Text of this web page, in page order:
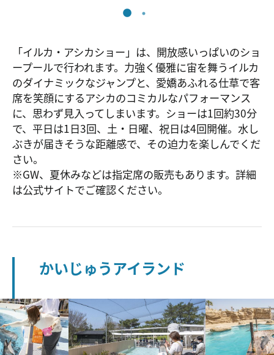
「イルカ・アシカショー」は、開放感いっぱいのショ
ープールで行われます。力強く優雅に宙を舞うイルカ
のダイナミックなジャンプと、愛嬌あふれる仕草で客
席を笑顔にするアシカのコミカルなパフォーマンス
に、思わず見入ってしまいます。ショーは1回約30分
で、平日は1日3回、土・日曜、祝日は4回開催。水し
ぶきが届きそうな距離感で、その迫力を楽しんでくだ
さい。
※GW、夏休みなどは指定席の販売もあります。詳細
は公式サイトでご確認ください。
かいじゅうアイランド